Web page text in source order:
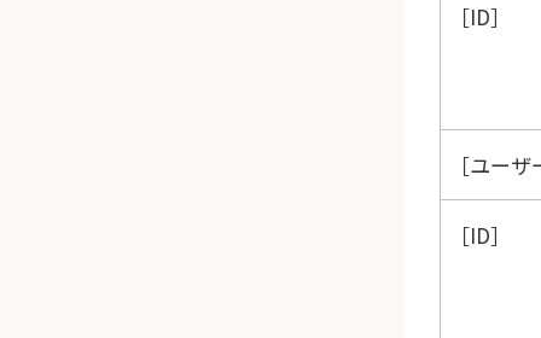
ID
ユーザ
ID